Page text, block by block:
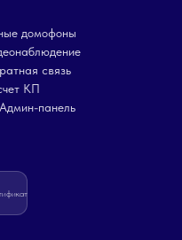
домофоны
связь
КП
панель